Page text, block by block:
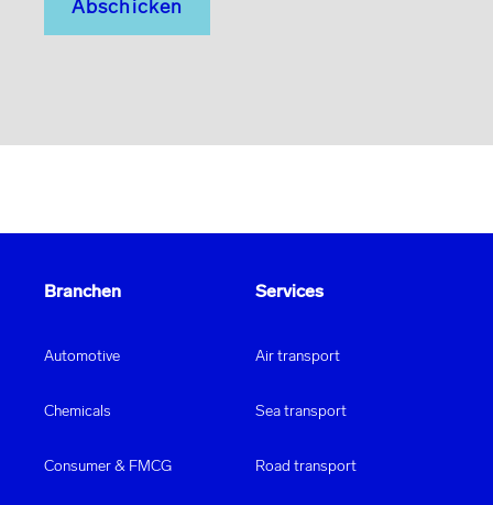
Stadt *
Branchen
Automotive
Chemicals
Consumer & FMCG
Services
Air transport
Sea transport
Road transport